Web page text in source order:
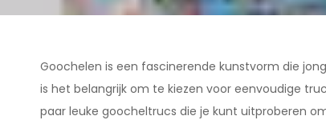
Goochelen is een fascinerende kunstvorm die
is het belangrijk om te kiezen voor eenvoudige
paar leuke goocheltrucs die je kunt uitproberen